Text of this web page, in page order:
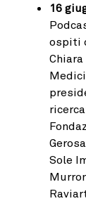
16
ospiti
Sole